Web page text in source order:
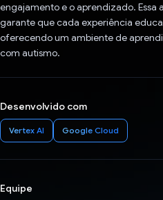
engajamento e o aprendizado. Essa
garante que cada experiência
oferecendo um ambiente de
com autismo.
Desenvolvido com
Vertex AI Google Cloud
Equipe